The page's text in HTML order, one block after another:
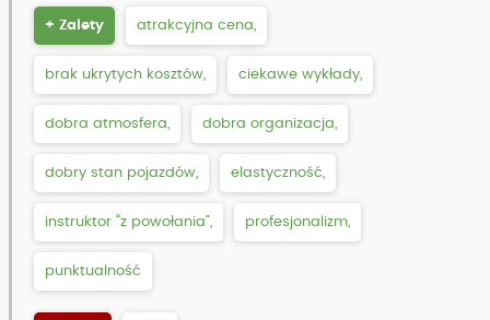
+ Zalety atrakcyjna cena,
brak ukrytych kosztów, ciekawe wykłady,
dobra atmosfera, dobra organizacja,
dobry stan pojazdów, elastyczność,
instruktor “z powołania”, profesjonalizm,
punktualność